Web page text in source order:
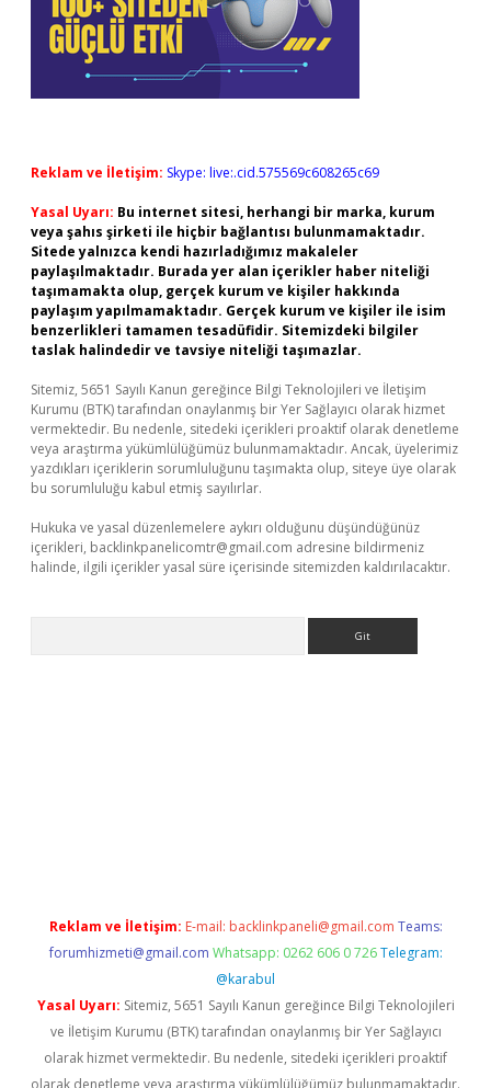
Reklam ve İletişim: Skype: live:.cid.575569c608265c69
Yasal Uyarı: Bu internet sitesi, herhangi bir marka, kurum
veya şahıs şirketi ile hiçbir bağlantısı bulunmamaktadır.
Sitede yalnızca kendi hazırladığımız makaleler
paylaşılmaktadır. Burada yer alan içerikler haber niteliği
taşımamakta olup, gerçek kurum ve kişiler hakkında
paylaşım yapılmamaktadır. Gerçek kurum ve kişiler ile isim
benzerlikleri tamamen tesadüfidir. Sitemizdeki bilgiler
taslak halindedir ve tavsiye niteliği taşımazlar.
Sitemiz, 5651 Sayılı Kanun gereğince Bilgi Teknolojileri ve İletişim
Kurumu (BTK) tarafından onaylanmış bir Yer Sağlayıcı olarak hizmet
vermektedir. Bu nedenle, sitedeki içerikleri proaktif olarak denetleme
veya araştırma yükümlülüğümüz bulunmamaktadır. Ancak, üyelerimiz
yazdıkları içeriklerin sorumluluğunu taşımakta olup, siteye üye olarak
bu sorumluluğu kabul etmiş sayılırlar.
Hukuka ve yasal düzenlemelere aykırı olduğunu düşündüğünüz
içerikleri, backlinkpanelicomtr@gmail.com adresine bildirmeniz
halinde, ilgili içerikler yasal süre içerisinde sitemizden kaldırılacaktır.
Reklam ve İletişim: E-mail: backlinkpaneli@gmail.com Teams:
forumhizmeti@gmail.com Whatsapp: 0262 606 0 726 Telegram:
@karabul
Yasal Uyarı: Sitemiz, 5651 Sayılı Kanun gereğince Bilgi Teknolojileri
ve İletişim Kurumu (BTK) tarafından onaylanmış bir Yer Sağlayıcı
olarak hizmet vermektedir. Bu nedenle, sitedeki içerikleri proaktif
olarak denetleme veya araştırma yükümlülüğümüz bulunmamaktadır.